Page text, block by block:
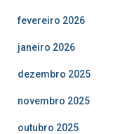
fevereiro 2026
janeiro 2026
dezembro 2025
novembro 2025
outubro 2025